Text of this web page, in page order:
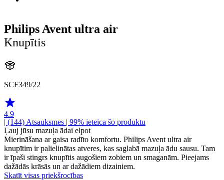
Philips Avent ultra air
Knupītis
SCF349/22
4.9
| (144) Atsauksmes | 99% ieteica šo produktu
Ļauj jūsu mazuļa ādai elpot
Mierināšana ar gaisa radīto komfortu. Philips Avent ultra air
knupītim ir palielinātas atveres, kas saglabā mazuļa ādu sausu. Tam
ir īpaši stingrs knupītis augošiem zobiem un smaganām. Pieejams
dažādās krāsās un ar dažādiem dizainiem.
Skatīt visas priekšrocības